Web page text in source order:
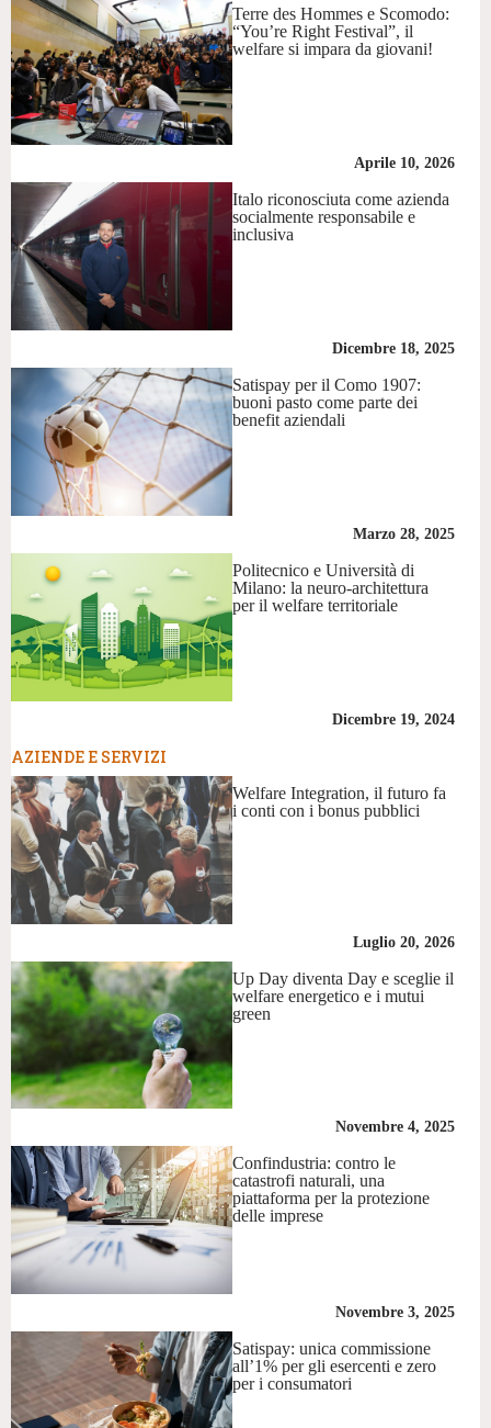
Terre des Hommes e Scomodo:
“You’re Right Festival”, il
welfare si impara da giovani!
Aprile 10, 2026
Italo riconosciuta come azienda
socialmente responsabile e
inclusiva
Dicembre 18, 2025
Satispay per il Como 1907:
buoni pasto come parte dei
benefit aziendali
Marzo 28, 2025
Politecnico e Università di
Milano: la neuro-architettura
per il welfare territoriale
Dicembre 19, 2024
AZIENDE E SERVIZI
Welfare Integration, il futuro fa
i conti con i bonus pubblici
Luglio 20, 2026
Up Day diventa Day e sceglie il
welfare energetico e i mutui
green
Novembre 4, 2025
Confindustria: contro le
catastrofi naturali, una
piattaforma per la protezione
delle imprese
Novembre 3, 2025
Satispay: unica commissione
all’1% per gli esercenti e zero
per i consumatori